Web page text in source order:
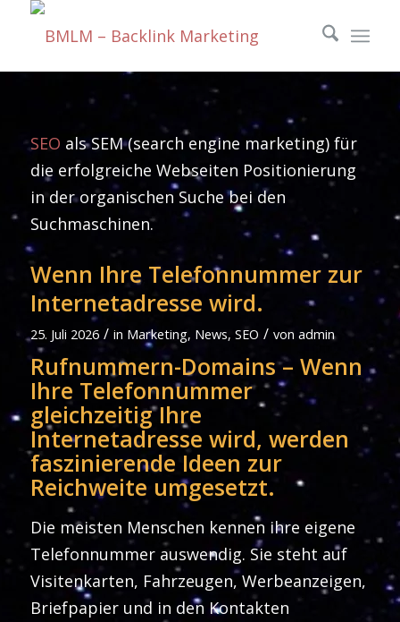
SEO als SEM (search engine marketing) für
die erfolgreiche Webseiten Positionierung
in der organischen Suche bei den
Suchmaschinen.
Wenn Ihre Telefonnummer zur
Internetadresse wird.
25. Juli 2026 / in Marketing, News, SEO / von admin
Rufnummern-Domains – Wenn
Ihre Telefonnummer
gleichzeitig Ihre
Internetadresse wird, werden
faszinierende Ideen zur
Reichweite umgesetzt.
Die meisten Menschen kennen ihre eigene
Telefonnummer auswendig. Sie steht auf
Visitenkarten, Fahrzeugen, Werbeanzeigen,
Briefpapier und in den Kontakten